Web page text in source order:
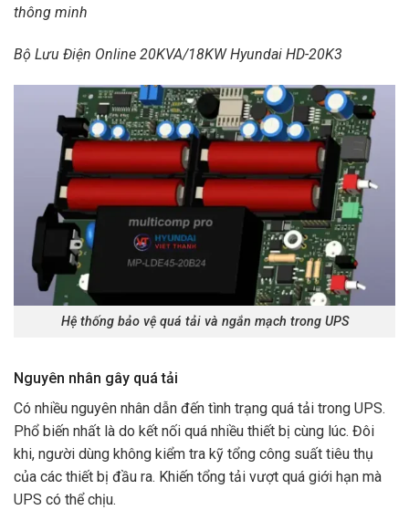
thông minh
Bộ Lưu Điện Online 20KVA/18KW Hyundai HD-20K3
Hệ thống bảo vệ quá tải và ngắn mạch trong UPS
Nguyên nhân gây quá tải
Có nhiều nguyên nhân dẫn đến tình trạng quá tải trong UPS.
Phổ biến nhất là do kết nối quá nhiều thiết bị cùng lúc. Đôi
khi, người dùng không kiểm tra kỹ tổng công suất tiêu thụ
của các thiết bị đầu ra. Khiến tổng tải vượt quá giới hạn mà
UPS có thể chịu.